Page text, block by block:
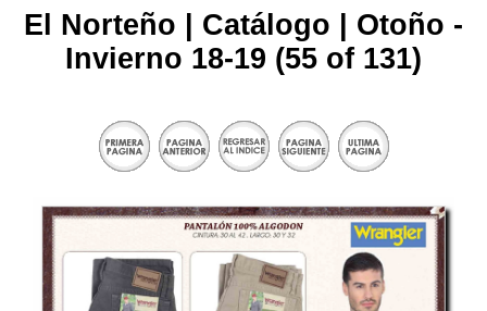
El Norteño | Catálogo | Otoño -
Invierno 18-19 (55 of 131)